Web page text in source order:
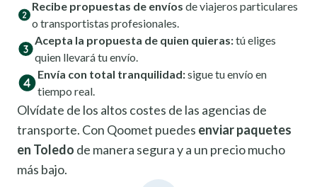
Recibe propuestas de envíos de viajeros particulares
o transportistas profesionales.
Acepta la propuesta de quien quieras:tú eliges
quien llevará tu envío.
Envía con total tranquilidad:sigue tu envío en
tiempo real.
Olvídate de los altos costes de las agencias de
transporte. Con Qoomet puedes enviar paquetes
en Toledo de manera segura y a un precio mucho
más bajo.